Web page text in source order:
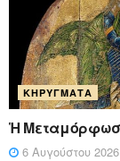
ΚΗΡΎΓΜΑΤΑ
Ἡ
6 Αυγούστου 2026